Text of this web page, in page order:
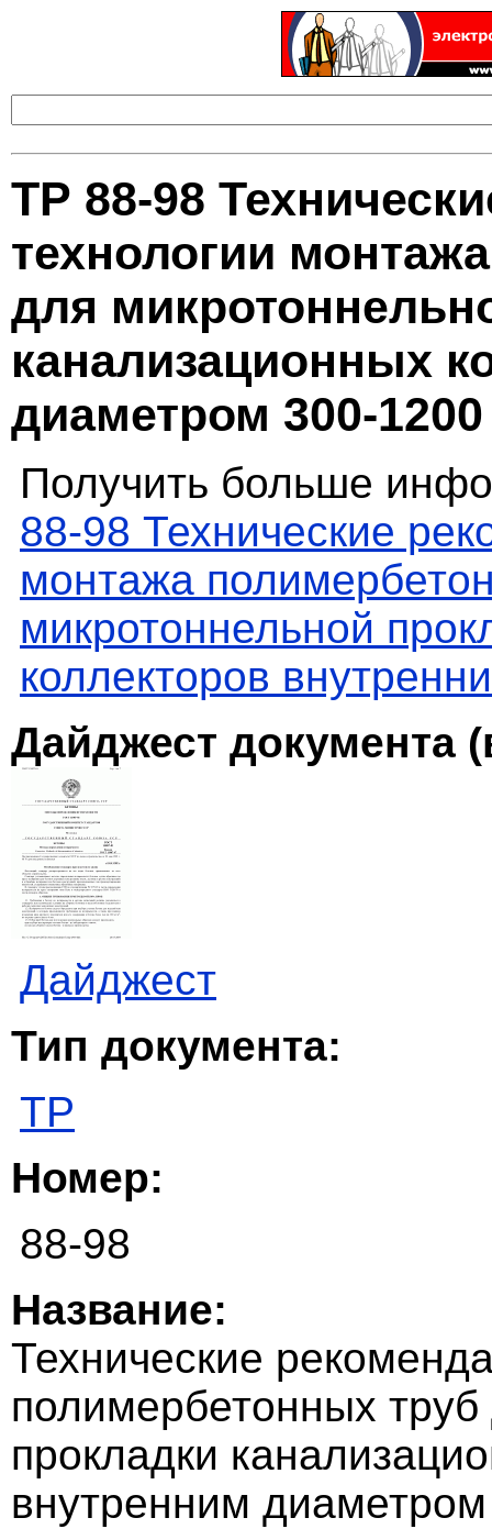
ТР 88-98
технологии
для
канализационных
диаметром 300-
Получить больше
88-98 Технические
монтажа
микротоннельной
коллекторов
Дайджест документа
Дайджест
Тип документа:
ТР
Номер:
88-98
Название:
Технические
полимербетонных
прокладки
внутренним